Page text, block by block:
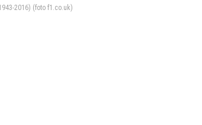
2016) (foto f1.co.uk)